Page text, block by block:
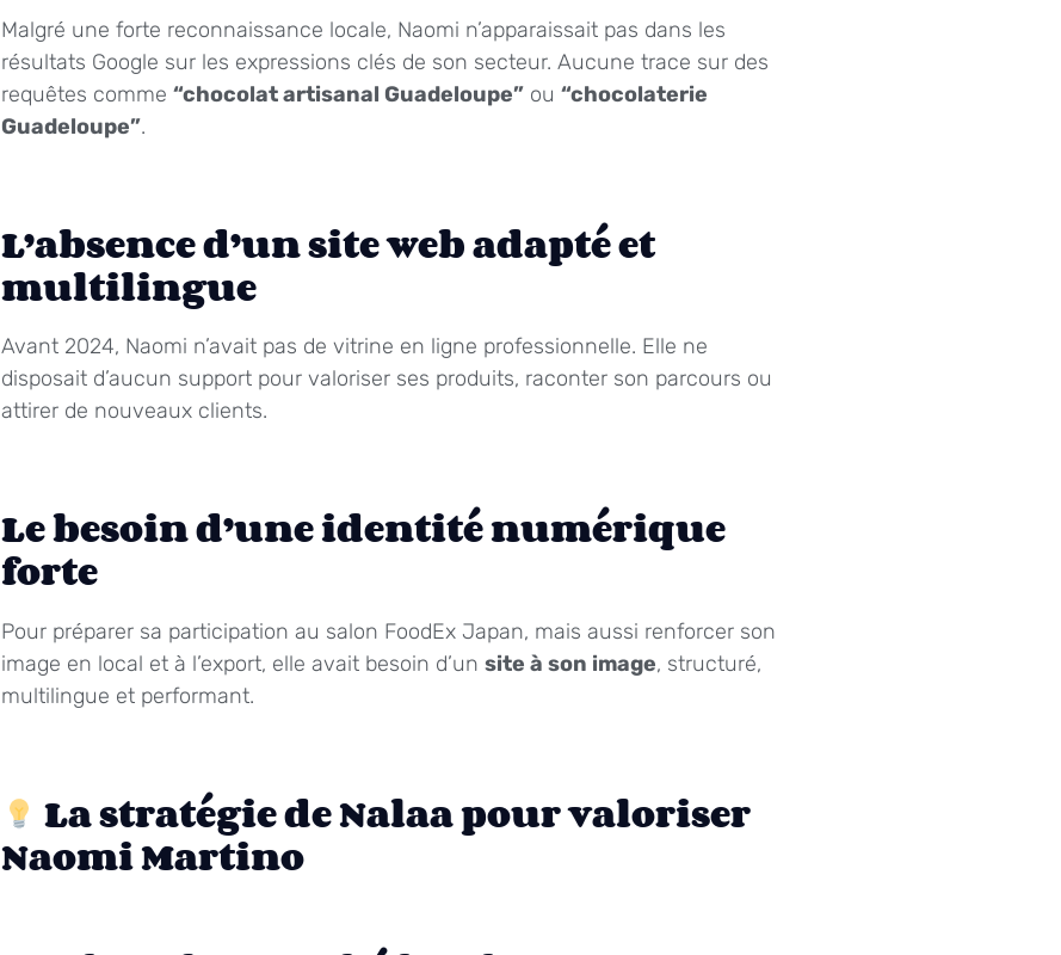
Malgré une forte reconnaissance locale, Naomi n’apparaissait pas dans les
résultats Google sur les expressions clés de son secteur. Aucune trace sur des
requêtes comme “chocolat artisanal Guadeloupe” ou “chocolaterie
Guadeloupe”.
L’absence d’un site web adapté et
multilingue
Avant 2024, Naomi n’avait pas de vitrine en ligne professionnelle. Elle ne
disposait d’aucun support pour valoriser ses produits, raconter son parcours ou
attirer de nouveaux clients.
Le besoin d’une identité numérique
forte
Pour préparer sa participation au salon FoodEx Japan, mais aussi renforcer son
image en local et à l’export, elle avait besoin d’un site à son image, structuré,
multilingue et performant.
La stratégie de Nalaa pour valoriser
Naomi Martino